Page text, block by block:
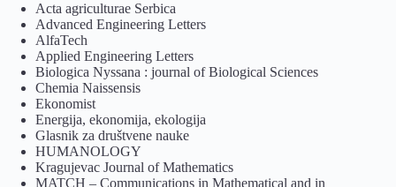
Acta agriculturae Serbica
Advanced Engineering Letters
AlfaTech
Applied Engineering Letters
Biologica Nyssana : journal of Biological Sciences
Chemia Naissensis
Ekonomist
Energija, ekonomija, ekologija
Glasnik za društvene nauke
HUMANOLOGY
Kragujevac Journal of Mathematics
MATCH – Communications in Mathematical and in